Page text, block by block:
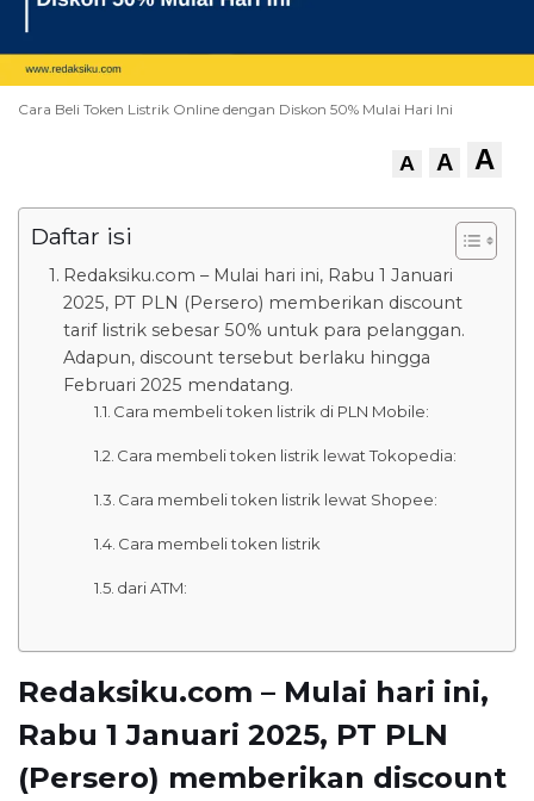
Cara Beli Token Listrik Online dengan Diskon 50% Mulai Hari Ini
A A A
Daftar isi
Redaksiku.com – Mulai hari ini, Rabu 1 Januari
2025, PT PLN (Persero) memberikan discount
tarif listrik sebesar 50% untuk para pelanggan.
Adapun, discount tersebut berlaku hingga
Februari 2025 mendatang.
Cara membeli token listrik di PLN Mobile:
Cara membeli token listrik lewat Tokopedia:
Cara membeli token listrik lewat Shopee:
Cara membeli token listrik
dari ATM:
Redaksiku.com – Mulai hari ini,
Rabu 1 Januari 2025, PT PLN
(Persero) memberikan discount